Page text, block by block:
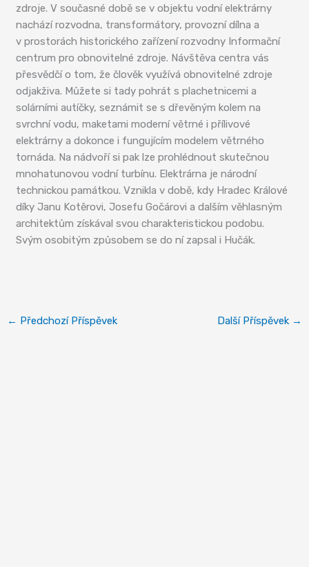
zdroje. V současné době se v objektu vodní elektrárny
nachází rozvodna, transformátory, provozní dílna a
v prostorách historického zařízení rozvodny Informační
centrum pro obnovitelné zdroje. Návštěva centra vás
přesvědčí o tom, že člověk využívá obnovitelné zdroje
odjakživa. Můžete si tady pohrát s plachetnicemi a
solárními autíčky, seznámit se s dřevěným kolem na
svrchní vodu, maketami moderní větrné i přílivové
elektrárny a dokonce i fungujícím modelem větrného
tornáda. Na nádvoří si pak lze prohlédnout skutečnou
mnohatunovou vodní turbínu. Elektrárna je národní
technickou památkou. Vznikla v době, kdy Hradec Králové
díky Janu Kotěrovi, Josefu Gočárovi a dalším věhlasným
architektům získával svou charakteristickou podobu.
Svým osobitým způsobem se do ní zapsal i Hučák.
← Předchozí Příspěvek Další Příspěvek →